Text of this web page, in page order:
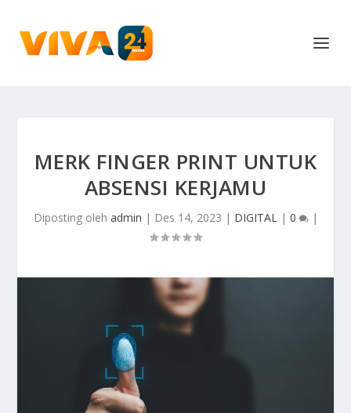
MERK FINGER PRINT UNTUK
ABSENSI KERJAMU
Diposting oleh admin | Des 14, 2023 | DIGITAL| 0 |